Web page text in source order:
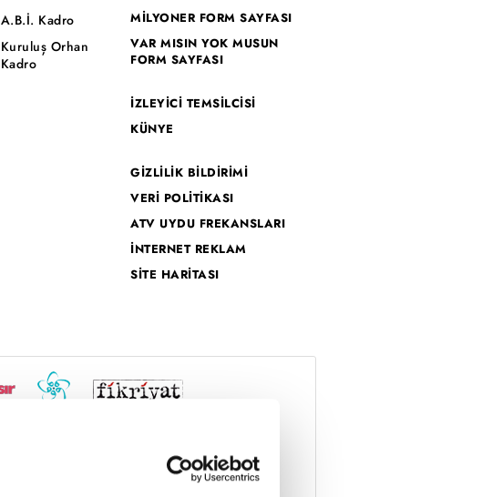
A.B.İ. Kadro
Kuruluş Orhan
Kadro
MİLYONER FORM SAYFASI
VAR MISIN YOK MUSUN
FORM SAYFASI
İZLEYİCİ TEMSİLCİSİ
KÜNYE
GİZLİLİK BİLDİRİMİ
VERİ POLİTİKASI
ATV UYDU FREKANSLARI
İNTERNET REKLAM
SİTE HARİTASI